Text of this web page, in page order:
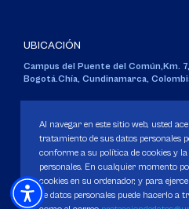
UBICACIÓN
Campus del Puente del Común,Km.
Bogotá.Chía, Cundinamarca,
Personería Jurídica:Resolución 130 del
Ministerio de Educación Nacional.
Al navegar en este sitio web, usted
tratamiento de sus datos personales
conforme a su política de cookies y
personales. En cualquier momento
cookies en su ordenador, y para
de datos personales puede hacerlo a